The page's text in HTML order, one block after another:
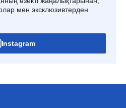
мен эксклюзивтерден
Instagram